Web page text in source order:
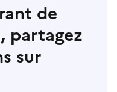
de
partagez
sur